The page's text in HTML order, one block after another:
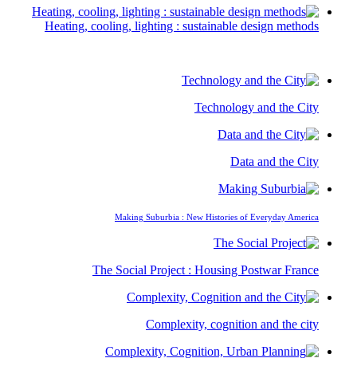
Heating, cooling, lighting : sustainable design methods
Technology and the City​
Data and the City​
Making Suburbia : New Histories of Everyday America
The Social Project : Housing Postwar France​
Complexity, cognition and the city​